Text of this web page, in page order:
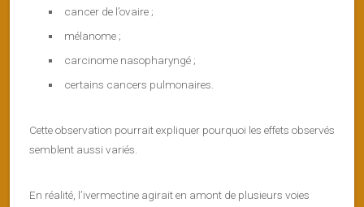
cancer de l’ovaire ;
mélanome ;
carcinome nasopharyngé ;
certains cancers pulmonaires.
Cette observation pourrait expliquer pourquoi les effets observés
semblent aussi variés.
En réalité, l’ivermectine agirait en amont de plusieurs voies